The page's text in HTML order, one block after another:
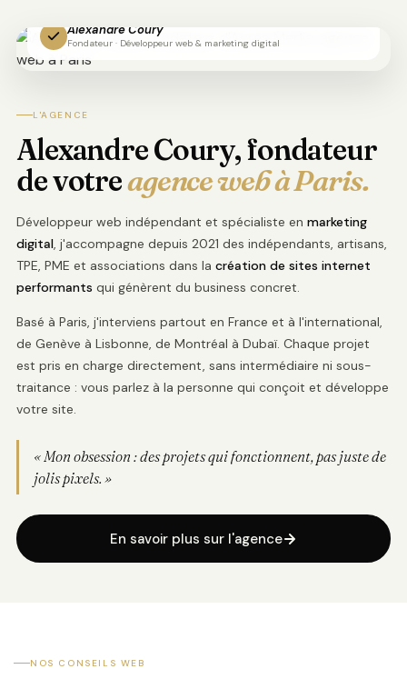
Alexandre Coury
Fondateur · Développeur web & marketing digital
L'AGENCE
Alexandre Coury, fondateur
de votreagence web à Paris.
Développeur web indépendant et spécialiste en marketing
digital, j'accompagne depuis 2021 des indépendants, artisans,
TPE, PME et associations dans la création de sites internet
performants qui génèrent du business concret.
Basé à Paris, j'interviens partout en France et à l'international,
de Genève à Lisbonne, de Montréal à Dubaï. Chaque projet
est pris en charge directement, sans intermédiaire ni sous-
traitance : vous parlez à la personne qui conçoit et développe
votre site.
« Mon obsession : des projets qui fonctionnent, pas juste de
jolis pixels. »
En savoir plus sur l'agence
NOS CONSEILS WEB